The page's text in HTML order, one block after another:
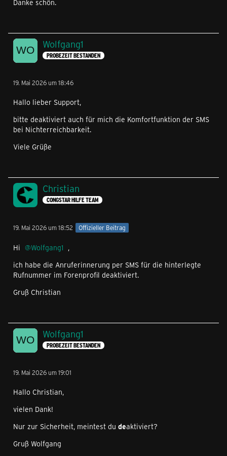
Danke schön.
Wolfgang1
PROBEZEIT BESTANDEN
19. Mai 2026 um 18:46
Hallo lieber Support,
bitte deaktiviert auch für mich die Komfortfunktion der SMS
bei Nichterreichbarkeit.
Viele Grüße
Christian
CONGSTAR HILFE TEAM
19. Mai 2026 um 18:52 Offizieller Beitrag
Hi Wolfgang1 ,
ich habe die Anruferinnerung per SMS für die hinterlegte
Rufnummer im Forenprofil deaktiviert.
Gruß Christian
Wolfgang1
PROBEZEIT BESTANDEN
19. Mai 2026 um 19:01
Hallo Christian,
vielen Dank!
Nur zur Sicherheit, meintest du deaktiviert?
Gruß Wolfgang